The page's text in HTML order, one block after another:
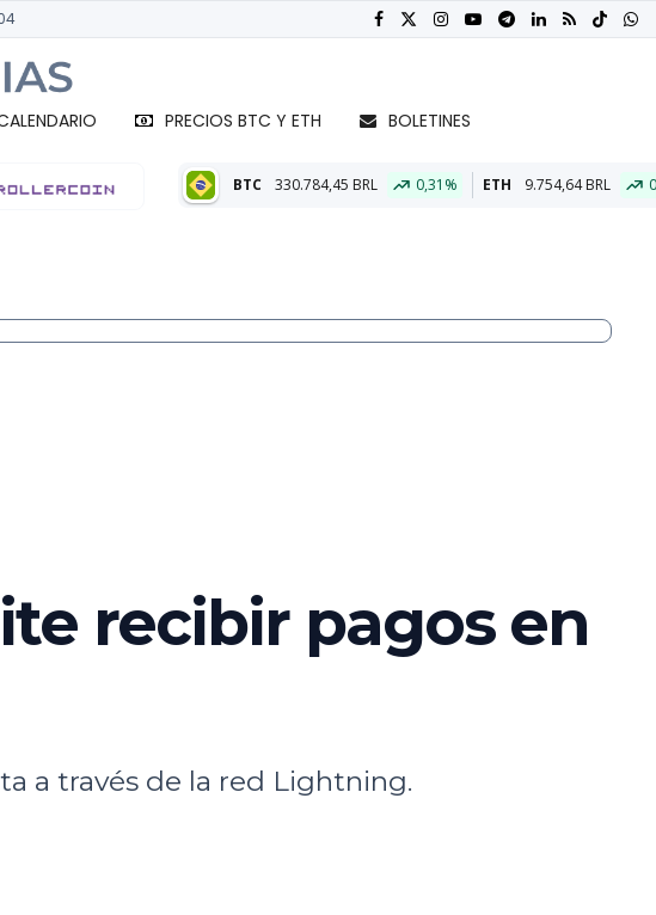
PRECIOS BTC Y ETH
BOLETINES
BTC 330.784,45 BRL 0,31% ETH 9.754,64 BRL 0,25% BTC
recibir pagos en
a través de la red Lightning.